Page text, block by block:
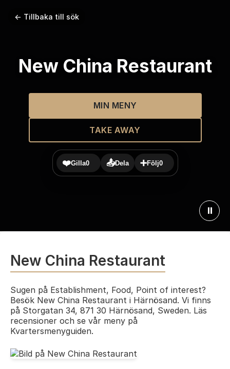
← Tillbaka till sök
New China Restaurant
MIN MENY
TAKE AWAY
❤️Gilla0 📤Dela ➕Följ0
⏸
New China Restaurant
Sugen på Establishment, Food, Point of interest?
Besök New China Restaurant i Härnösand. Vi finns
på Storgatan 34, 871 30 Härnösand, Sweden. Läs
recensioner och se vår meny på
Kvartersmenyguiden.